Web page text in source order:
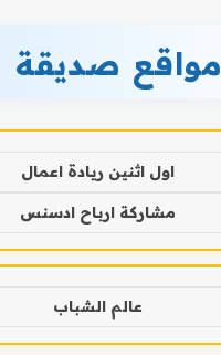
مواقع صديقة
اول اثنين ريادة اعمال
مشاركة ارباح ادسنس
عالم الشباب